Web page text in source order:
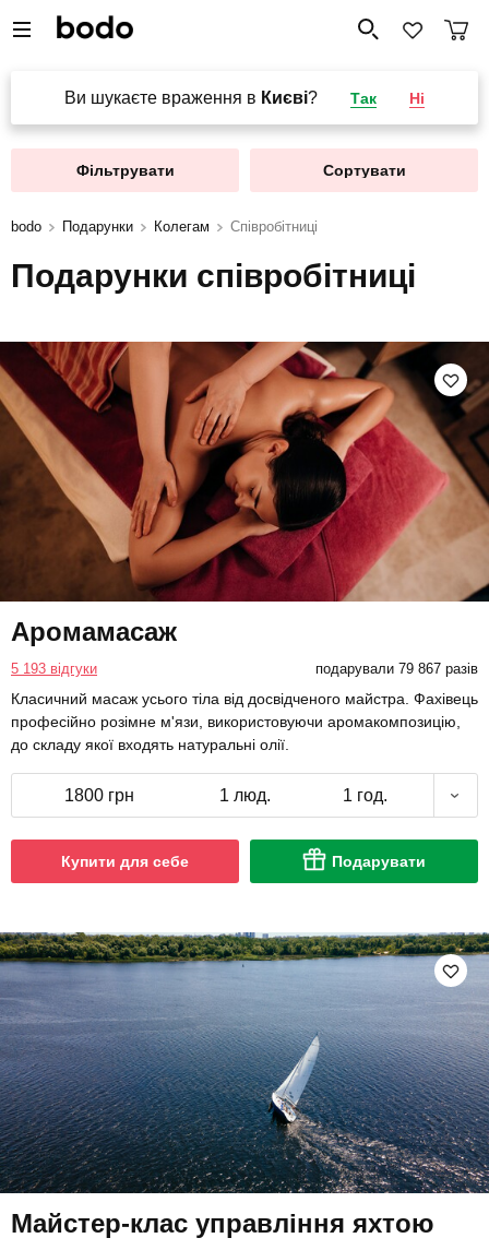
Ви шукаєте враження в Києві? Так Ні
Фільтрувати Сортувати
bodo Подарунки Колегам Співробітниці
Подарунки співробітниці
Аромамасаж
5 193 відгуки подарували 79 867 разів
Класичний масаж усього тіла від досвідченого майстра. Фахівець
професійно розімне м'язи, використовуючи аромакомпозицію,
до складу якої входять натуральні олії.
1800 грн 1 люд. 1 год.
Купити для себе Подарувати
Майстер-клас управління яхтою